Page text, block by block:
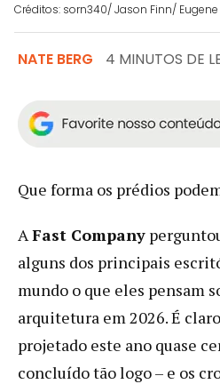
Créditos: sorn340/ Jason Finn/
NATE BERG 4 MINUTOS DE
Que forma os prédios
AFast Company
alguns dos principais
mundo o que eles pensam
arquitetura em 2026. É
projetado este ano quase
concluído tão logo – e os